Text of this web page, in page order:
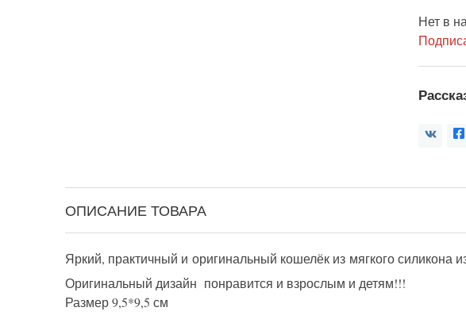
Нет в
ОПИСАНИЕ ТОВАРА
Яркий, практичный и оригинальный кошелёк из мягкого
Оригинальный дизайн понравится и взрослым и детям!!!
Размер 9,5*9,5 см